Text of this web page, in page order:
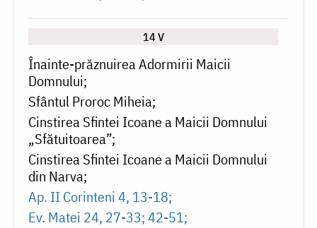
14 V
Înainte-prăznuirea Adormirii Maicii
Domnului
Sfântul Proroc Miheia
Cinstirea Sfintei Icoane a Maicii Domnului
„Sfătuitoarea”
Cinstirea Sfintei Icoane a Maicii Domnului
din Narva
Ap. II Corinteni 4, 13-18
Ev. Matei 24, 27-33; 42-51